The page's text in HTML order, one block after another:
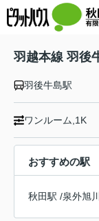
羽越本線 羽後
羽後牛島駅
ワンルーム,1K
おすすめの駅
秋田駅 /泉外旭